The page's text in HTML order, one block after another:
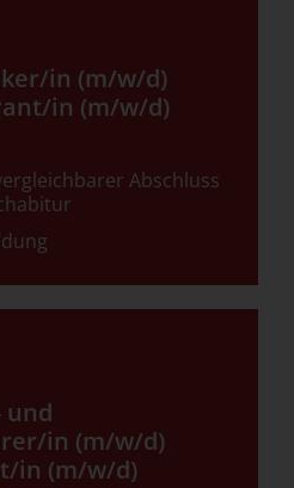
in (m/w/d)
in (m/w/d)
Abschluss
und
in (m/w/d)
in (m/w/d)